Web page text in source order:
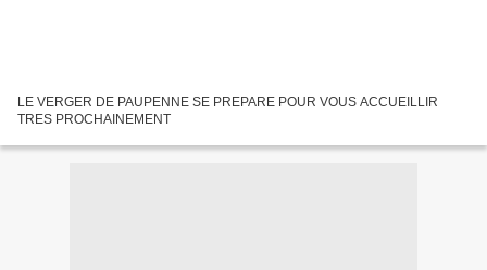
LE VERGER DE PAUPENNE SE PREPARE POUR VOUS ACCUEILLIR
TRES PROCHAINEMENT